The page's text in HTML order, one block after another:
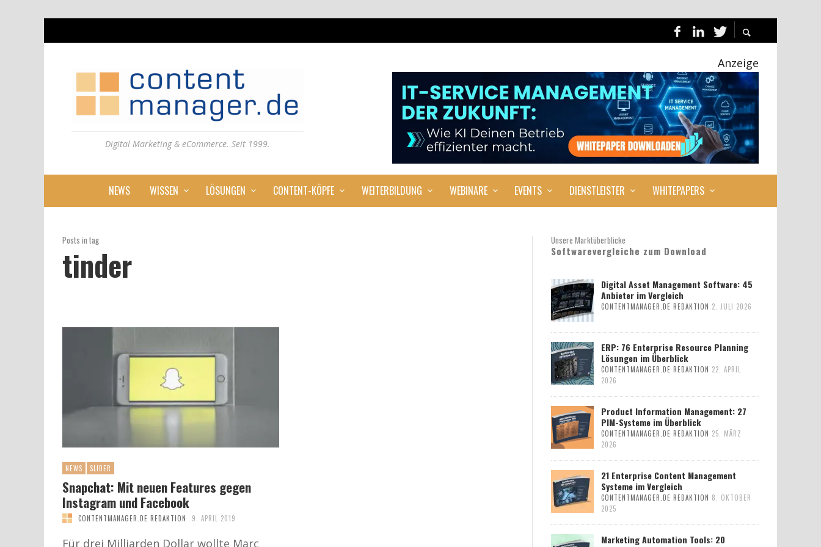
Digital Marketing & eCommerce. Seit 1999.
Anzeige
NEWS WISSEN LÖSUNGEN CONTENT-KÖPFE WEITERBILDUNG WEBINARE EVENTS DIENSTLEISTER WHITEPAPERS
Posts in tag
tinder
NEWS SLIDER
Snapchat: Mit neuen Features gegen
Instagram und Facebook
CONTENTMANAGER.DE REDAKTION 9. APRIL 2019
Für drei Milliarden Dollar wollte Marc
Unsere Marktüberblicke
Softwarevergleiche zum Download
Digital Asset Management Software: 45
Anbieter im Vergleich
CONTENTMANAGER.DE REDAKTION 2. JULI 2026
ERP: 76 Enterprise Resource Planning
Lösungen im Überblick
CONTENTMANAGER.DE REDAKTION 22. APRIL
2026
Product Information Management: 27
PIM-Systeme im Überblick
CONTENTMANAGER.DE REDAKTION 25. MÄRZ
2026
21 Enterprise Content Management
Systeme im Vergleich
CONTENTMANAGER.DE REDAKTION 8. OKTOBER
2025
Marketing Automation Tools: 20